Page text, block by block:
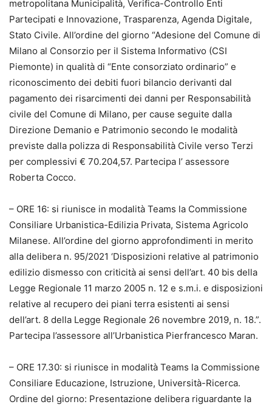
metropolitana Municipalità, Verifica-Controllo Enti
Partecipati e Innovazione, Trasparenza, Agenda Digitale,
Stato Civile. All’ordine del giorno “Adesione del Comune di
Milano al Consorzio per il Sistema Informativo (CSI
Piemonte) in qualità di “Ente consorziato ordinario” e
riconoscimento dei debiti fuori bilancio derivanti dal
pagamento dei risarcimenti dei danni per Responsabilità
civile del Comune di Milano, per cause seguite dalla
Direzione Demanio e Patrimonio secondo le modalità
previste dalla polizza di Responsabilità Civile verso Terzi
per complessivi € 70.204,57. Partecipa l’ assessore
Roberta Cocco.
– ORE 16: si riunisce in modalità Teams la Commissione
Consiliare Urbanistica-Edilizia Privata, Sistema Agricolo
Milanese. All’ordine del giorno approfondimenti in merito
alla delibera n. 95/2021 ‘Disposizioni relative al patrimonio
edilizio dismesso con criticità ai sensi dell’art. 40 bis della
Legge Regionale 11 marzo 2005 n. 12 e s.m.i. e disposizioni
relative al recupero dei piani terra esistenti ai sensi
dell’art. 8 della Legge Regionale 26 novembre 2019, n. 18.”.
Partecipa l’assessore all’Urbanistica Pierfrancesco Maran.
– ORE 17.30: si riunisce in modalità Teams la Commissione
Consiliare Educazione, Istruzione, Università-Ricerca.
Ordine del giorno: Presentazione delibera riguardante la